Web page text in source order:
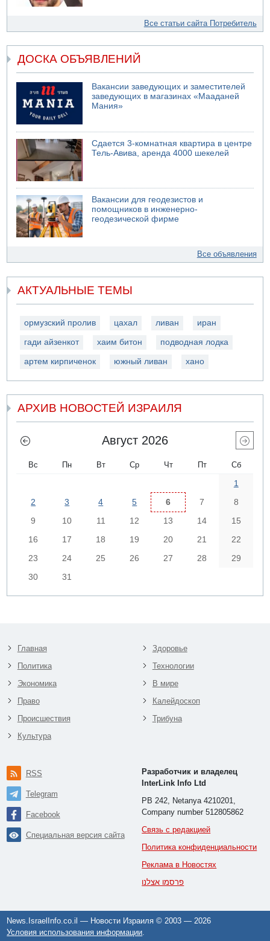
Все статьи сайта Потребитель
ДОСКА ОБЪЯВЛЕНИЙ
Вакансии заведующих и заместителей
заведующих в магазинах «Мааданей
Мания»
Сдается 3-комнатная квартира в центре
Тель-Авива, аренда 4000 шекелей
Вакансии для геодезистов и
помощников в инженерно-
геодезической фирме
Все объявления
АКТУАЛЬНЫЕ ТЕМЫ
ормузский пролив цахал ливан иран
гади айзенкот хаим битон подводная лодка
артем кирпиченок южный ливан хано
АРХИВ НОВОСТЕЙ ИЗРАИЛЯ
Август 2026
Вс Пн Вт Ср Чт Пт Сб
1
2
3 4 5 6 7
8
9
10 11 12 13 14
15
16
17 18 19 20 21
22
23
24 25 26 27 28
29
30
31
Главная
Политика
Экономика
Право
Происшествия
Культура
Здоровье
Технологии
В мире
Калейдоскоп
Трибуна
RSS
Telegram
Facebook
Специальная версия сайта
Разработчик и владелец
InterLink Info Ltd
PB 242, Netanya 4210201,
Company number 512805862
Связь с редакцией
Политика конфиденциальности
Реклама в Новостях
פרסמו אצלנו
News.IsraelInfo.co.il — Новости Израиля © 2003 —2026
Условия использования информации.